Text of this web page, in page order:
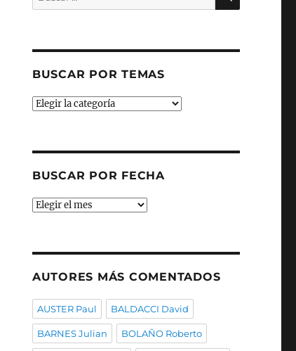
por:
BUSCAR POR TEMAS
Buscar
BUSCAR POR FECHA
Buscar
AUTORES MÁS COMENTADOS
AUSTER Paul BALDACCI David
BARNES Julian BOLAÑO Roberto